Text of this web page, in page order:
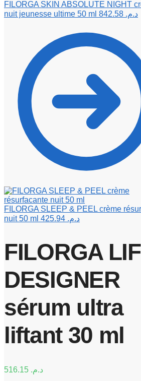
FILORGA SKIN ABSOLUTE NIGHT
nuit jeunesse ultime 50 ml
د.م.
FILORGA SLEEP & PEEL crème
nuit 50 ml
د.م.
FILORGA
DESIGNER
sérum ultra
liftant 30 ml
د.م.